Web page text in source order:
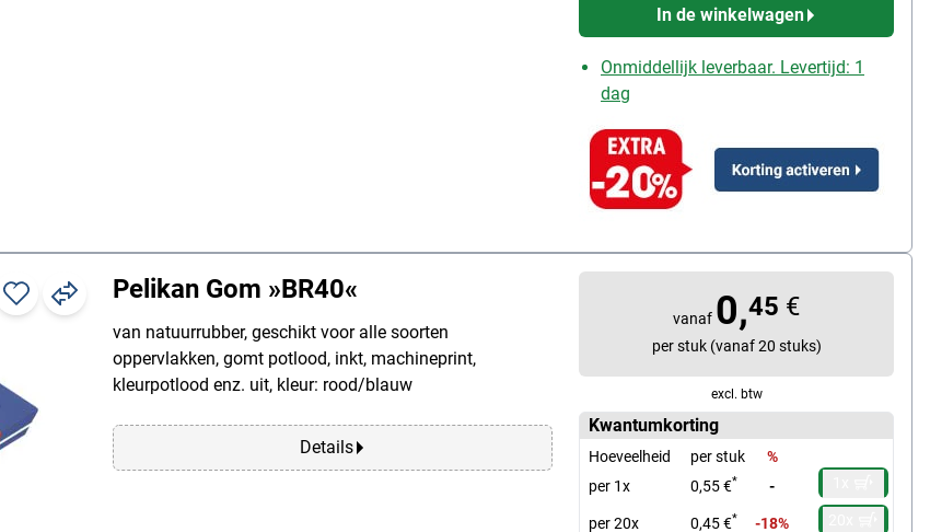
In de winkelwagen
Onmiddellijk leverbaar. Levertijd: 1
dag
Pelikan Gom »BR40«
van natuurrubber, geschikt voor alle soorten
oppervlakken, gomt potlood, inkt, machineprint,
kleurpotlood enz. uit, kleur: rood/blauw
Details
vanaf 0,45 €
per stuk (vanaf 20 stuks)
excl. btw
Kwantumkorting
Hoeveelheid per stuk
%
per 1x
0,55 €* -
per 20x 0,45 €* -18%